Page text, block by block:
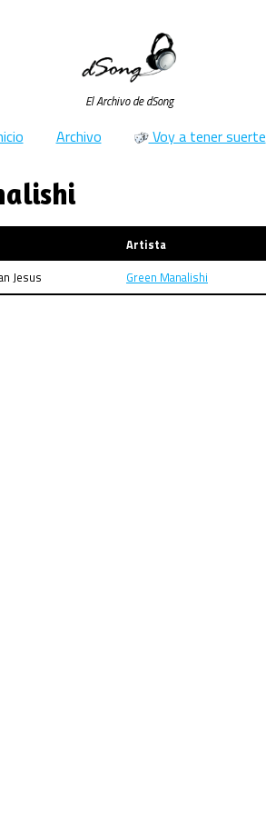
El Archivo de dSong
Archivo Voy a tener suerte
Artista
Jesus Green Manalishi